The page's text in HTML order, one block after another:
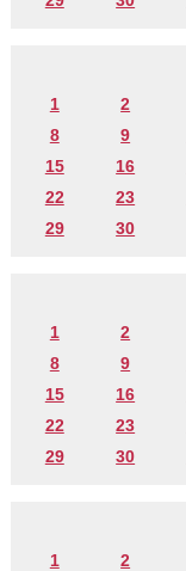
1 2
8
9
15
16
22
23
29
30
1 2
8
9
15
16
22
23
29
30
1 2